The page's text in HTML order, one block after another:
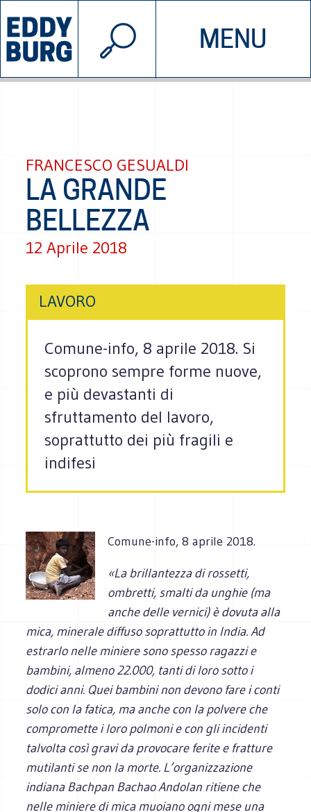
MENU
INIZIATIVE CHI SIAMO
© 2026 EDDYBURG
FRANCESCO GESUALDI
LA GRANDE
BELLEZZA
12 Aprile 2018
LAVORO
Comune-info, 8 aprile 2018. Si
scoprono sempre forme nuove,
e più devastanti di
sfruttamento del lavoro,
soprattutto dei più fragili e
indifesi
Comune-info, 8 aprile 2018.
«La brillantezza di rossetti,
ombretti, smalti da unghie (ma
anche delle vernici) è dovuta alla
mica, minerale diffuso soprattutto in India. Ad
estrarlo nelle miniere sono spesso ragazzi e
bambini, almeno 22.000, tanti di loro sotto i
dodici anni. Quei bambini non devono fare i conti
solo con la fatica, ma anche con la polvere che
compromette i loro polmoni e con gli incidenti
talvolta così gravi da provocare ferite e fratture
mutilanti se non la morte. L’organizzazione
indiana Bachpan Bachao Andolan ritiene che
nelle miniere di mica muoiano ogni mese una